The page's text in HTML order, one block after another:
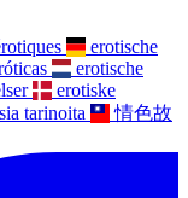
erotische
erotische
erotiske
tarinoita
情色故